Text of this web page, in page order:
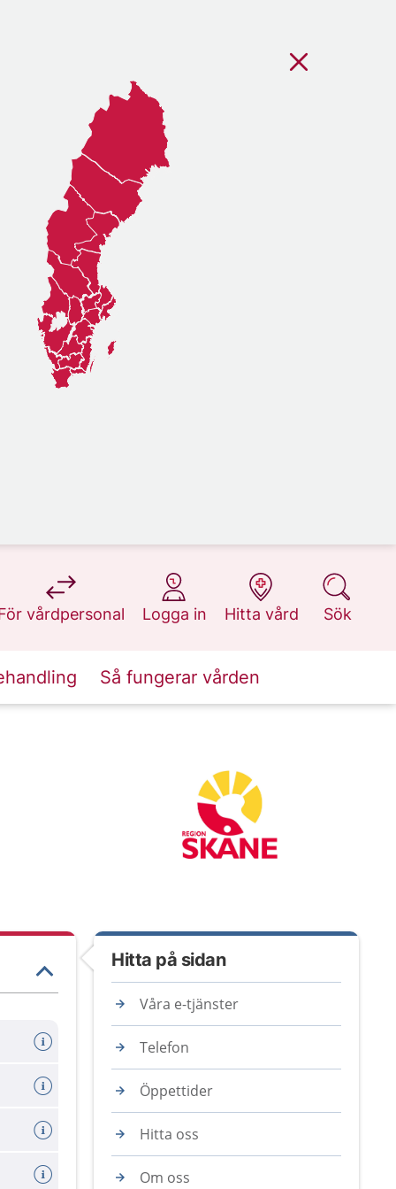
vårdpersonal
på 1177.se
Logga in
på 1177.se
Hitta vård
på 1177.se
Sök
på 1177.se
Så fungerar vården
Hitta på sidan
Våra e-tjänster
Telefon
Öppettider
Hitta oss
Om oss